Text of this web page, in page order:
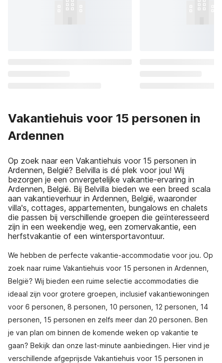
Vakantiehuis voor 15 personen in
Ardennen
Op zoek naar een Vakantiehuis voor 15 personen in
Ardennen, België? Belvilla is dé plek voor jou! Wij
bezorgen je een onvergetelijke vakantie-ervaring in
Ardennen, België. Bij Belvilla bieden we een breed scala
aan vakantieverhuur in Ardennen, België, waaronder
villa's, cottages, appartementen, bungalows en chalets
die passen bij verschillende groepen die geïnteresseerd
zijn in een weekendje weg, een zomervakantie, een
herfstvakantie of een wintersportavontuur.
We hebben de perfecte vakantie-accommodatie voor jou. Op
zoek naar ruime Vakantiehuis voor 15 personen in Ardennen,
België? Wij bieden een ruime selectie accommodaties die
ideaal zijn voor grotere groepen, inclusief vakantiewoningen
voor 6 personen, 8 personen, 10 personen, 12 personen, 14
personen, 15 personen en zelfs meer dan 20 personen. Ben
je van plan om binnen de komende weken op vakantie te
gaan? Bekijk dan onze last-minute aanbiedingen. Hier vind je
verschillende afgeprijsde Vakantiehuis voor 15 personen in